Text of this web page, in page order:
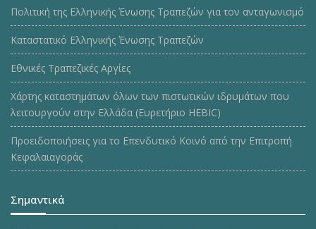
Πολιτική της Ελληνικής Ένωσης Τραπεζών για τον ανταγωνισμό
Καταστατικό Ελληνικής Ένωσης Τραπεζών
Εθνικές Τραπεζικές Αργίες
Χάρτης καταστημάτων όλων των πιστωτικών ιδρυμάτων που
λειτουργούν στην Ελλάδα (Ευρετήριο HEBIC)
Προειδοποιήσεις για το Επενδυτικό Κοινό από την Επιτροπή
Κεφαλαιαγοράς
Σημαντικά